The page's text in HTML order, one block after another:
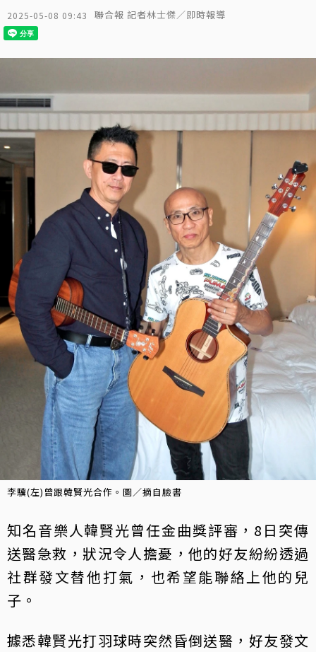
2025-05-08 09:43 聯合報 記者林士傑／即時報導
李驥(左)曾跟韓賢光合作。圖／摘自臉書
知名音樂人韓賢光曾任金曲獎評審，8日突傳
送醫急救，狀況令人擔憂，他的好友紛紛透過
社群發文替他打氣，也希望能聯絡上他的兒
子。
據悉韓賢光打羽球時突然昏倒送醫，好友發文